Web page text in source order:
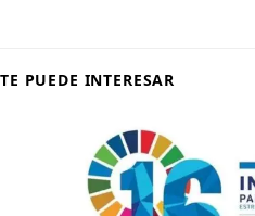
TE PUEDE INTERESAR